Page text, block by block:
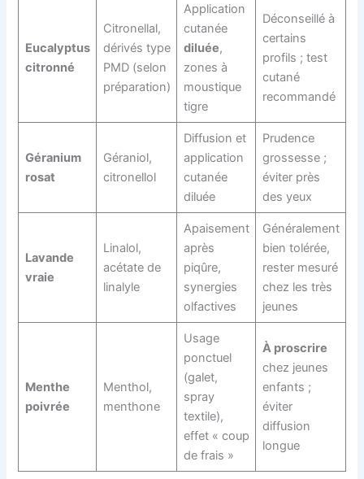
Eucalyptus
citronné
Citronellal,
dérivés type
PMD (selon
préparation)
Application
cutanée
diluée,
zones à
moustique
tigre
Déconseillé à
certains
profils ; test
cutané
recommandé
Géranium
rosat
Géraniol,
citronellol
Diffusion et
application
cutanée
diluée
Prudence
grossesse ;
éviter près
des yeux
Lavande
vraie
Linalol,
acétate de
linalyle
Apaisement
après
piqûre,
synergies
olfactives
Généralement
bien tolérée,
rester mesuré
chez les très
jeunes
Menthe
poivrée
Menthol,
menthone
Usage
ponctuel
(galet,
spray
textile),
effet « coup
de frais »
À proscrire
chez jeunes
enfants ;
éviter
diffusion
longue